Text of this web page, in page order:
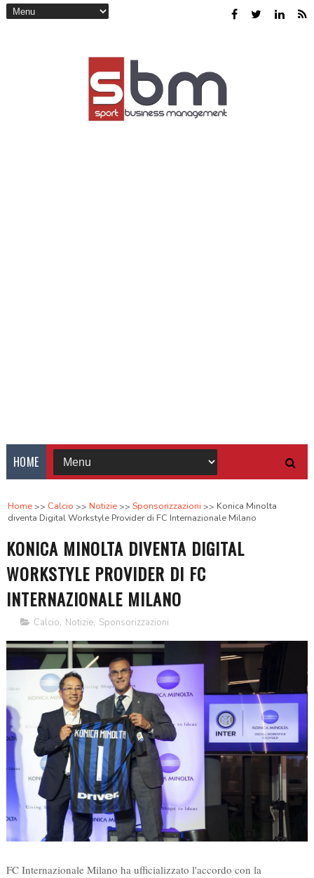
HOME
Home Calcio Notizie Sponsorizzazioni
Konica Minolta
diventa Digital Workstyle Provider di FC Internazionale Milano
KONICA MINOLTA DIVENTA DIGITAL
WORKSTYLE PROVIDER DI FC
INTERNAZIONALE MILANO
Calcio, Notizie, Sponsorizzazioni
FC Internazionale Milano ha ufficializzato l'accordo con la